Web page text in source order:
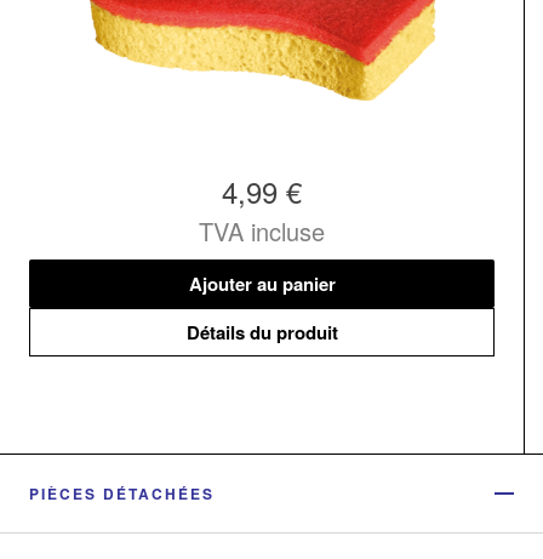
4,99 €
TVA incluse
Ajouter au panier
Détails du produit
PIÈCES DÉTACHÉES